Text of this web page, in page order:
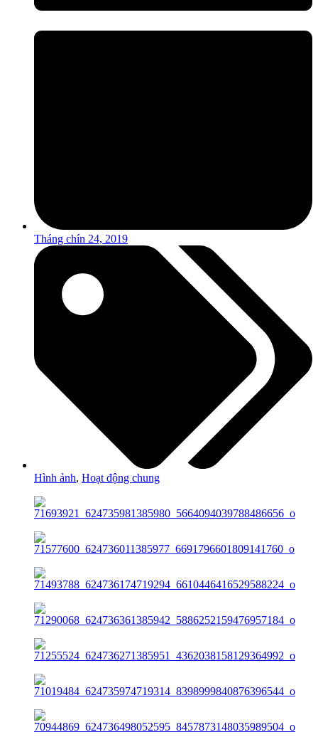
Tháng chín 24, 2019
Hình ảnh, Hoạt động chung